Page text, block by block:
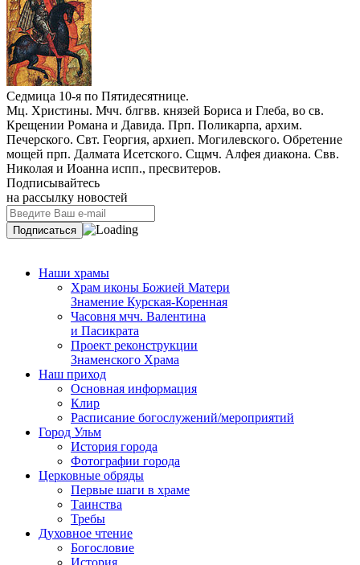
Седмица 10-я по Пятидесятнице.
Мц. Христины. Мчч. блгвв. князей Бориса и Глеба, во св.
Крещении Романа и Давида. Прп. Поликарпа, архим.
Печерского. Свт. Георгия, архиеп. Могилевского. Обретение
мощей прп. Далмата Исетского. Сщмч. Алфея диакона. Свв.
Николая и Иоанна испп., пресвитеров.
Подписывайтесь
на рассылку новостей
Наши храмы
Храм иконы Божией Матери
Знамение Курская-Коренная
Часовня мчч. Валентина
и Пасикрата
Проект реконструкции
Знаменского Храма
Наш приход
Основная информация
Клир
Расписание богослужений/мероприятий
Город Ульм
История города
Фотографии города
Церковные обряды
Первые шаги в храме
Таинства
Требы
Духовное чтение
Богословие
История